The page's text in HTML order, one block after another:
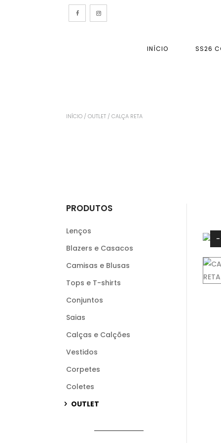
INÍCIO SS26
INÍCIO /OUTLET / CALÇA RETA
PRODUTOS
Lenços
Blazers e Casacos
Camisas e Blusas
Tops e T-shirts
Conjuntos
Saias
Calças e Calções
Vestidos
Corpetes
Coletes
OUTLET